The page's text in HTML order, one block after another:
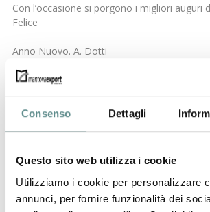
Consenso Dettagli
Questo sito web utilizza i cookie
Utilizziamo i cookie per personalizzare
annunci, per fornire funzionalità dei
Con l’occasione si porgono i migliori auguri
Felice
Anno Nuovo. A. Dotti
Mantova Export
Sistema Qualità conforme alle norme ISO
precedente:lotta alla contraffazione
successivo:dhl - corriere espresso